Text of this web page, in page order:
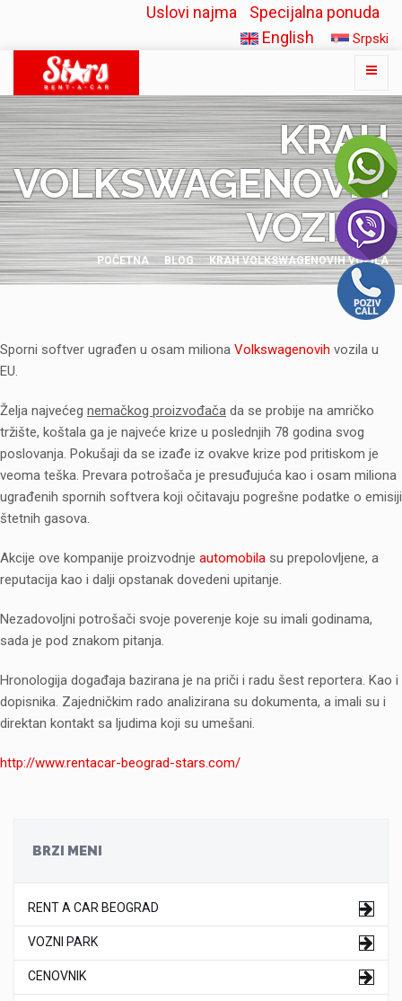
Uslovi najma
Specijalna ponuda
English
Srpski
KRAH
VOLKSWAGENOVIH
VOZILA
POČETNA BLOG KRAH VOLKSWAGENOVIH VOZILA
Sporni softver ugrađen u osam miliona Volkswagenovih vozila u
EU.
Želja najvećeg nemačkog proizvođača da se probije na amričko
tržište, koštala ga je najveće krize u poslednjih 78 godina svog
poslovanja. Pokušaji da se izađe iz ovakve krize pod pritiskom je
veoma teška. Prevara potrošača je presuđujuća kao i osam miliona
ugrađenih spornih softvera koji očitavaju pogrešne podatke o emisiji
štetnih gasova.
Akcije ove kompanije proizvodnje automobila su prepolovljene, a
reputacija kao i dalji opstanak dovedeni upitanje.
Nezadovoljni potrošači svoje poverenje koje su imali godinama,
sada je pod znakom pitanja.
Hronologija događaja bazirana je na priči i radu šest reportera. Kao i
dopisnika. Zajedničkim rado analizirana su dokumenta, a imali su i
direktan kontakt sa ljudima koji su umešani.
http://www.rentacar-beograd-stars.com/
BRZI MENI
RENT A CAR BEOGRAD
VOZNI PARK
CENOVNIK